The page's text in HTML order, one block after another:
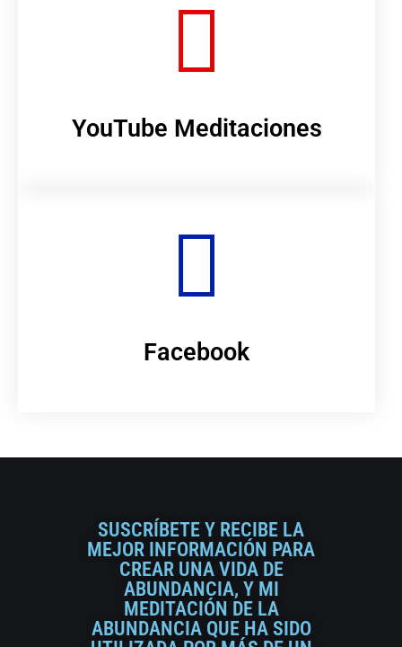
YouTube Meditaciones
Facebook
SUSCRÍBETE Y RECIBE LA
MEJOR INFORMACIÓN PARA
CREAR UNA VIDA DE
ABUNDANCIA, Y MI
MEDITACIÓN DE LA
ABUNDANCIA QUE HA SIDO